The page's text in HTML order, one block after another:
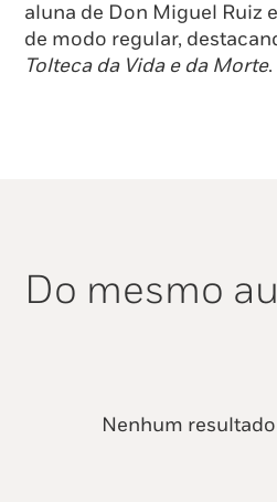
aluna de Don Miguel Ruiz
de modo regular,
Tolteca da Vida e da Morte.
Do mesmo
Nenhum